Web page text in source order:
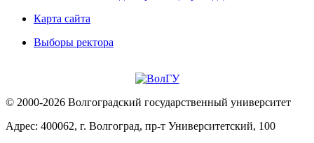
Карта сайта
Выборы ректора
© 2000-2026 Волгоградский государственный университет
Адрес: 400062, г. Волгоград, пр-т Университетский, 100